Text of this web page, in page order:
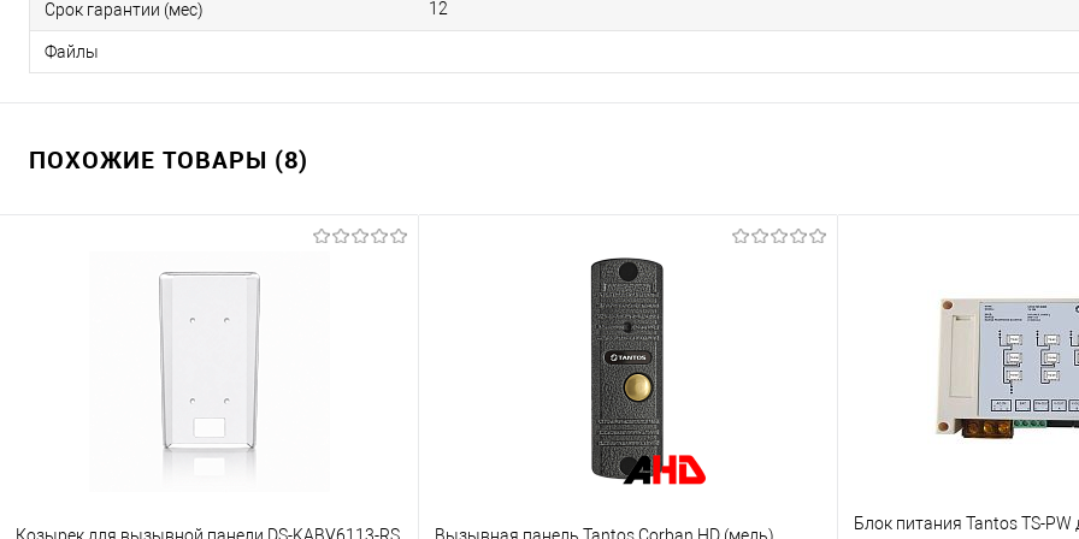
Срок гарантии (мес) 12
Файлы
ПОХОЖИЕ ТОВАРЫ (8)
Блок питания Tantos TS-PW